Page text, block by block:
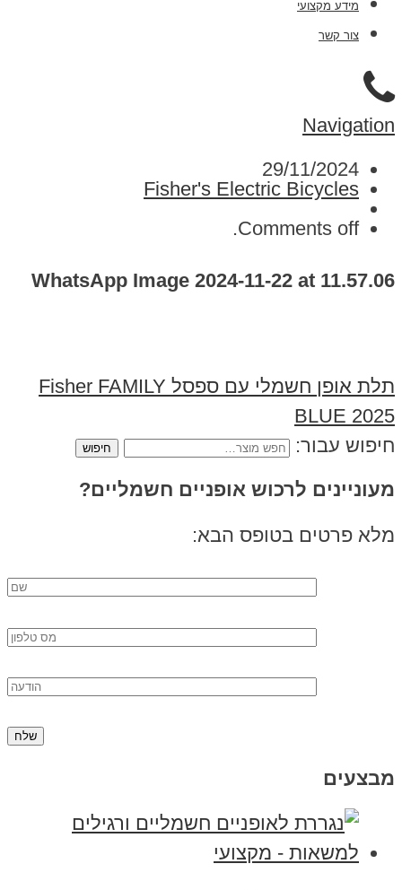
מידע מקצועי
צור קשר
Navigation
29/11/2024
Fisher's Electric Bicycles
Comments off.
WhatsApp Image 2024-11-22 at 11.57.06
תלת אופן חשמלי עם ספסל Fisher FAMILY
BLUE 2025
חיפוש עבור:
מעוניינים לרכוש אופניים חשמליים?
מלא פרטים בטופס הבא:
מבצעים